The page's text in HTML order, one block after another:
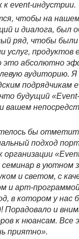
к event-индустрии.
чтобы на
и диалога, был
ряд, чтобы были
услуг, продуктов
это абсолютно
аудиторию.
подрядчикам
будущий
вашем
бы
подход
организации
в уютном
и светом, с
и арт-
в котором у нас
Порадовало и
к нюансам. Все
приятно».